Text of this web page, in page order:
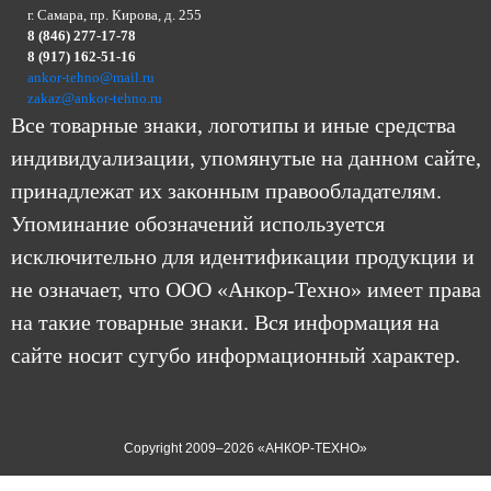
г. Самара, пр. Кирова, д. 255
8 (846) 277-17-78
8 (917) 162-51-16
ankor-tehno@mail.ru
zakaz@ankor-tehno.ru
Все товарные знаки, логотипы и иные средства
индивидуализации, упомянутые на данном сайте,
принадлежат их законным правообладателям.
Упоминание обозначений используется
исключительно для идентификации продукции и
не означает, что ООО «Анкор-Техно» имеет права
на такие товарные знаки. Вся информация на
сайте носит сугубо информационный характер.
Copyright 2009–2026 «АНКОР-ТЕХНО»